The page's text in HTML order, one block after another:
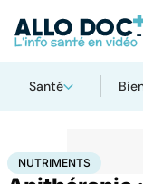
Santé
AccueilSantéNutriments
NUTRIMENTS